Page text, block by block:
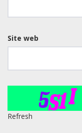
Site web
Refresh